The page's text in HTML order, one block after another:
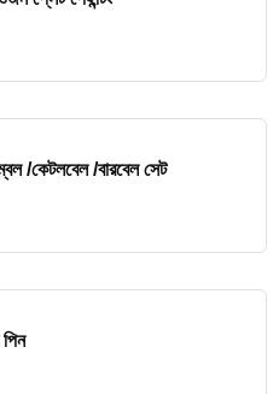
/কেটলবেল /বারবেল সেট